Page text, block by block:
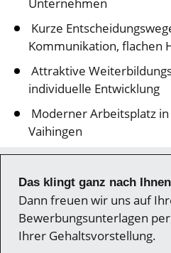
Unternehmen
Kurze
Kommunikation, flachen
Attraktive
individuelle Entwicklung
Moderner Arbeitsplatz
Vaihingen
Das klingt ganz nach
Dann freuen wir uns auf
Bewerbungsunterlagen
Ihrer Gehaltsvorstellung.